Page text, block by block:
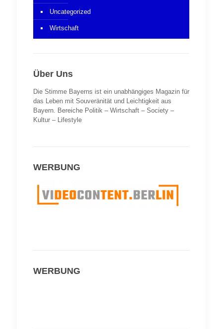
Uncategorized
Wirtschaft
Über Uns
Die Stimme Bayerns ist ein unabhängiges Magazin für
das Leben mit Souveränität und Leichtigkeit aus
Bayern. Bereiche Politik – Wirtschaft – Society –
Kultur – Lifestyle
WERBUNG
WERBUNG